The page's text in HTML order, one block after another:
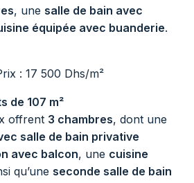
, une salle de bain avec
équipée avec buanderie.
: 17 500 Dhs/m²
de 107 m²
offrent 3 chambres, dont une
salle de bain privative
avec balcon, une cuisine
qu’une seconde salle de bain